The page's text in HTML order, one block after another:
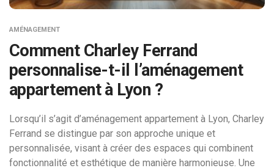
AMÉNAGEMENT
Comment Charley Ferrand
personnalise-t-il l’aménagement
appartement à Lyon ?
Lorsqu’il s’agit d’aménagement appartement à Lyon, Charley
Ferrand se distingue par son approche unique et
personnalisée, visant à créer des espaces qui combinent
fonctionnalité et esthétique de manière harmonieuse. Une